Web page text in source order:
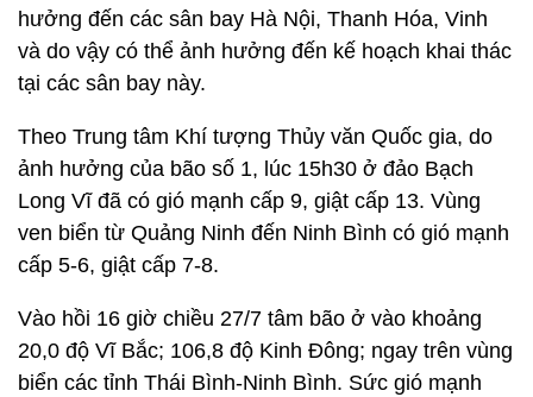
hưởng đến các sân bay Hà Nội, Thanh Hóa, Vinh
và do vậy có thể ảnh hưởng đến kế hoạch khai thác
tại các sân bay này.
Theo Trung tâm Khí tượng Thủy văn Quốc gia, do
ảnh hưởng của bão số 1, lúc 15h30 ở đảo Bạch
Long Vĩ đã có gió mạnh cấp 9, giật cấp 13. Vùng
ven biển từ Quảng Ninh đến Ninh Bình có gió mạnh
cấp 5-6, giật cấp 7-8.
Vào hồi 16 giờ chiều 27/7 tâm bão ở vào khoảng
20,0 độ Vĩ Bắc; 106,8 độ Kinh Đông; ngay trên vùng
biển các tỉnh Thái Bình-Ninh Bình. Sức gió mạnh